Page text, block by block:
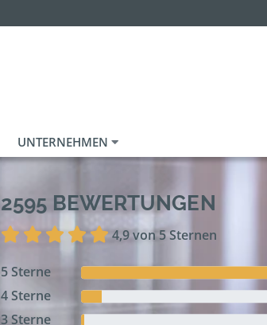
UNTERNEHMEN
2595 BEWERTUNGEN
4,9 von 5 Sternen
5 Sterne
4 Sterne
3 Sterne